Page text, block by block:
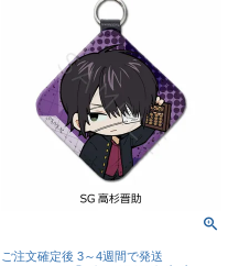
ご注文確定後 3～4週間で発送